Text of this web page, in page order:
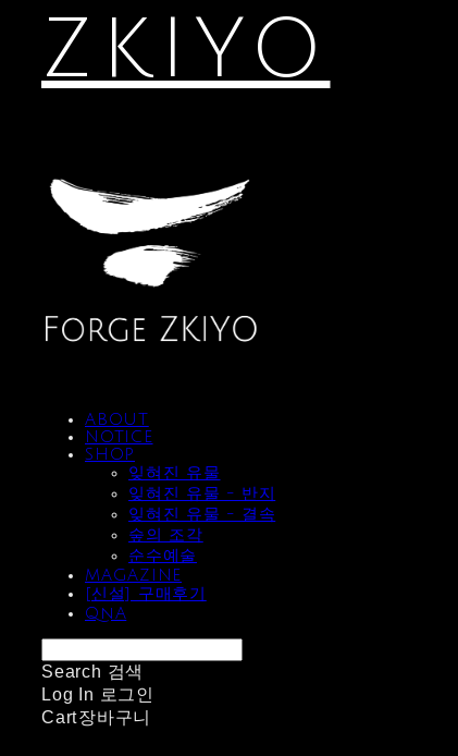
ZKIYO
ABOUT
NOTICE
SHOP
잊혀진 유물
잊혀진 유물 - 반지
잊혀진 유물 - 결속
숲의 조각
순수예술
MAGAZINE
[신설] 구매후기
QnA
Search 검색
Log In 로그인
Cart장바구니